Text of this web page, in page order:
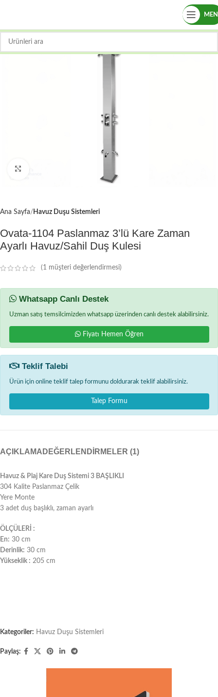
Ana Sayfa Havuz Duşu Sistemleri
Ovata-1104 Paslanmaz 3’lü Kare Zaman
Ayarlı Havuz/Sahil Duş Kulesi
(1 müşteri değerlendirmesi)
Whatsapp Canlı Destek
Uzman satış temsilcimizden whatsapp üzerinden canlı destek alabilirsiniz.
Fiyatı Hemen Öğren
Teklif Talebi
Ürün için online teklif talep formunu doldurarak teklif alabilirsiniz.
Talep Formu
AÇIKLAMA DEĞERLENDIRMELER (1)
Havuz & Plaj Kare Duş Sistemi 3 BAŞLIKLI
304 Kalite Paslanmaz Çelik
Yere Monte
3 adet duş başlıklı, zaman ayarlı
ÖLÇÜLERİ :
En: 30 cm
Derinlik: 30 cm
Yükseklik : 205 cm
Kategoriler: Havuz Duşu Sistemleri
Paylaş: